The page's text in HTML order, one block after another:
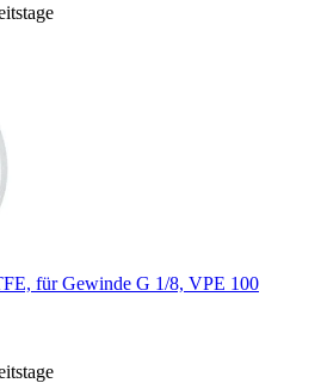
für Gewinde G 1/8, VPE 100